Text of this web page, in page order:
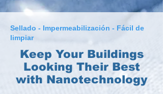
Sellado - Impermeabilización - Fácil de
limpiar
Keep Your Buildings
Looking Their Best
with Nanotechnology